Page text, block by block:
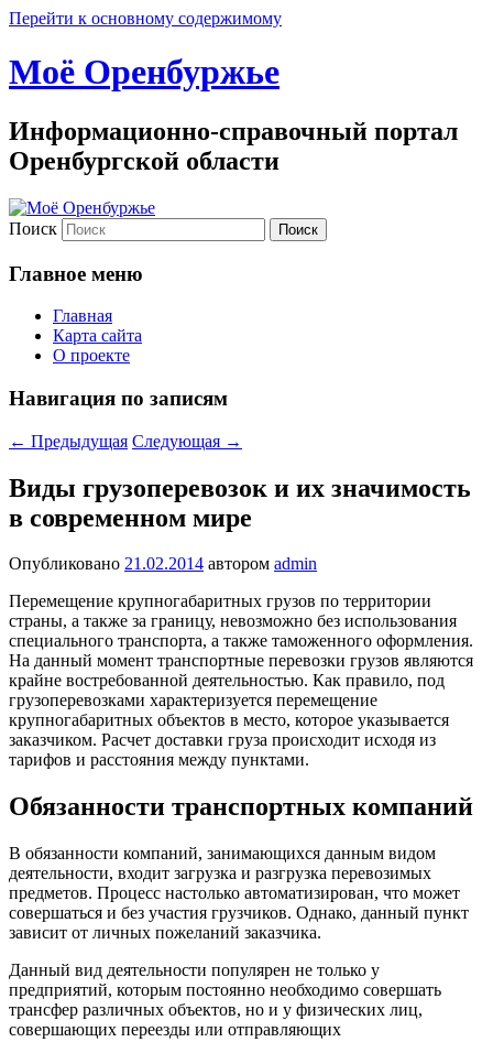
Перейти к основному содержимому
Моё Оренбуржье
Информационно-справочный портал
Оренбургской области
Поиск
Главное меню
Главная
Карта сайта
О проекте
Навигация по записям
← Предыдущая Следующая →
Виды грузоперевозок и их значимость
в современном мире
Опубликовано 21.02.2014 автором admin
Перемещение крупногабаритных грузов по территории
страны, а также за границу, невозможно без использования
специального транспорта, а также таможенного оформления.
На данный момент транспортные перевозки грузов являются
крайне востребованной деятельностью. Как правило, под
грузоперевозками характеризуется перемещение
крупногабаритных объектов в место, которое указывается
заказчиком. Расчет доставки груза происходит исходя из
тарифов и расстояния между пунктами.
Обязанности транспортных компаний
В обязанности компаний, занимающихся данным видом
деятельности, входит загрузка и разгрузка перевозимых
предметов. Процесс настолько автоматизирован, что может
совершаться и без участия грузчиков. Однако, данный пункт
зависит от личных пожеланий заказчика.
Данный вид деятельности популярен не только у
предприятий, которым постоянно необходимо совершать
трансфер различных объектов, но и у физических лиц,
совершающих переезды или отправляющих